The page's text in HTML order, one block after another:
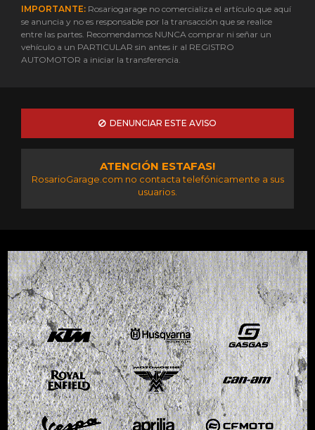
IMPORTANTE: Rosariogarage no comercializa el artículo que aquí
se anuncia y no es responsable por la transacción que se realice
entre las partes. Recomendamos NUNCA comprar ni señar un
vehículo a un PARTICULAR sin antes ir al REGISTRO
AUTOMOTOR a iniciar la transferencia.
DENUNCIAR ESTE AVISO
ATENCIÓN ESTAFAS!
RosarioGarage.com no contacta telefónicamente a sus
usuarios.